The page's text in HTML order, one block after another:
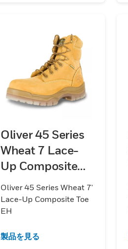
Oliver 45 Series
Wheat 7 Lace-
Up Composite
Toe EH
Oliver 45 Series Wheat 7'
Lace-Up Composite Toe
EH
製品を見る